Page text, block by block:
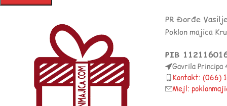
PR Đorđe
Poklon majica
PIB
Gavrila Principa
Kontakt: (066)
Mejl: